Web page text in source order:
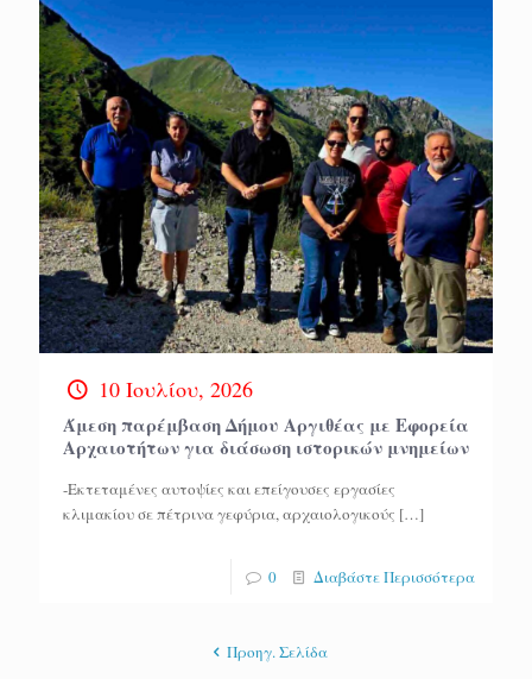
10 Ιουλίου, 2026
Άμεση παρέμβαση Δήμου Αργιθέας με Εφορεία
Αρχαιοτήτων για διάσωση ιστορικών μνημείων
-Εκτεταμένες αυτοψίες και επείγουσες εργασίες
κλιμακίου σε πέτρινα γεφύρια, αρχαιολογικούς […]
0 Διαβάστε Περισσότερα
Προηγ. Σελίδα